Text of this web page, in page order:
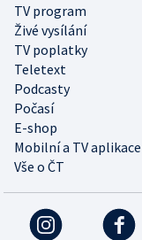
TV program
Živé vysílání
TV poplatky
Teletext
Podcasty
Počasí
E-shop
Mobilní a TV aplikace
Vše o ČT